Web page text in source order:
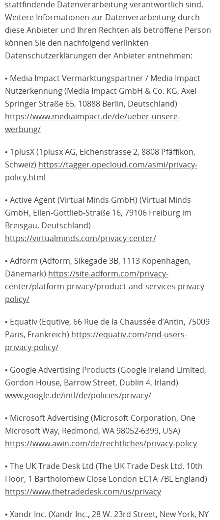
stattfindende Datenverarbeitung verantwortlich sind.
Weitere Informationen zur Datenverarbeitung durch
diese Anbieter und Ihren Rechten als betroffene Person
können Sie den nachfolgend verlinkten
Datenschutzerklärungen der Anbieter entnehmen:
• Media Impact Vermarktungspartner / Media Impact
Nutzerkennung (Media Impact GmbH & Co. KG, Axel
Springer Straße 65, 10888 Berlin, Deutschland)
https://www.mediaimpact.de/de/ueber-unsere-
werbung/
• 1plusX (1plusx AG, Eichenstrasse 2, 8808 Pfäffikon,
Schweiz) https://tagger.opecloud.com/asmi/privacy-
policy.html
• Active Agent (Virtual Minds GmbH) (Virtual Minds
GmbH, Ellen-Gottlieb-Straße 16, 79106 Freiburg im
Breisgau, Deutschland)
https://virtualminds.com/privacy-center/
• Adform (Adform, Sikegade 3B, 1113 Kopenhagen,
Dänemark) https://site.adform.com/privacy-
center/platform-privacy/product-and-services-privacy-
policy/
• Equativ (Equtive, 66 Rue de la Chaussée d’Antin, 75009
Paris, Frankreich) https://equativ.com/end-users-
privacy-policy/
• Google Advertising Products (Google Ireland Limited,
Gordon House, Barrow Street, Dublin 4, Irland)
www.google.de/intl/de/policies/privacy/
• Microsoft Advertising (Microsoft Corporation, One
Microsoft Way, Redmond, WA 98052-6399, USA)
https://www.awin.com/de/rechtliches/privacy-policy
• The UK Trade Desk Ltd (The UK Trade Desk Ltd. 10th
Floor, 1 Bartholomew Close London EC1A 7BL England)
https://www.thetradedesk.com/us/privacy
• Xandr Inc. (Xandr Inc., 28 W. 23rd Street, New York, NY